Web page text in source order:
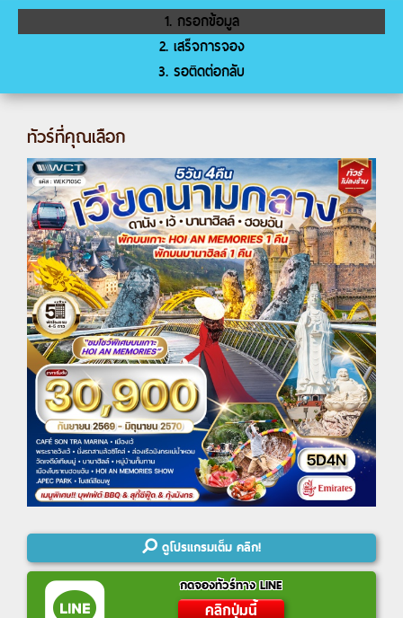
1. กรอกข้อมูล
2. เสร็จการจอง
3. รอติดต่อกลับ
ทัวร์ที่คุณเลือก
ดูโปรแกรมเต็ม คลิก!
กดจองทัวร์ทาง LINE
คลิกปุ่มนี้